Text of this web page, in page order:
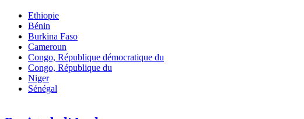
Ethiopie
Bénin
Burkina Faso
Cameroun
Congo, République démocratique du
Congo, République du
Niger
Sénégal